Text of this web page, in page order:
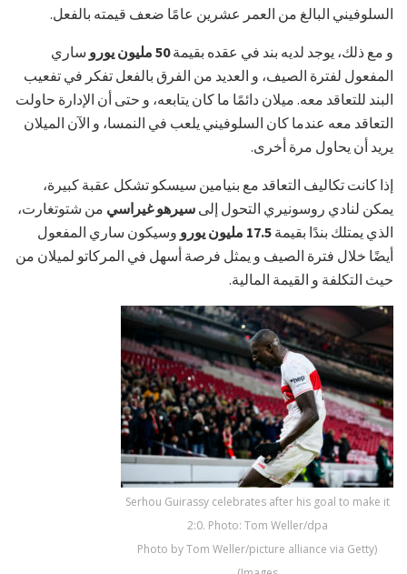
السلوفيني البالغ من العمر عشرين عامًا ضعف قيمته بالفعل.
و مع ذلك، يوجد لديه بند في عقده بقيمة50 مليون يورو
ساري
المفعول لفترة الصيف، و العديد من الفرق بالفعل تفكر في تفعيب
البند للتعاقد معه. ميلان دائمًا ما كان يتابعه، و حتى أن الإدارة حاولت
التعاقد معه عندما كان السلوفيني يلعب في النمسا، و الآن الميلان
يريد أن يحاول مرة أخرى.
إذا كانت تكاليف التعاقد مع بنيامين سيسكو تشكل عقبة كبيرة،
يمكن لنادي روسونيري التحول إلى سيرهو غيراسي من شتوتغارت،
الذي يمتلك بندًا بقيمة 17.5 مليون يورو
وسيكون ساري المفعول
أيضًا خلال فترة الصيف و يمثل فرصة أسهل في المركاتو لميلان من
حيث التكلفة و القيمة المالية.
Serhou Guirassy celebrates after his goal to make it
2:0. Photo: Tom Weller/dpa
(Photo by Tom Weller/picture alliance via Getty